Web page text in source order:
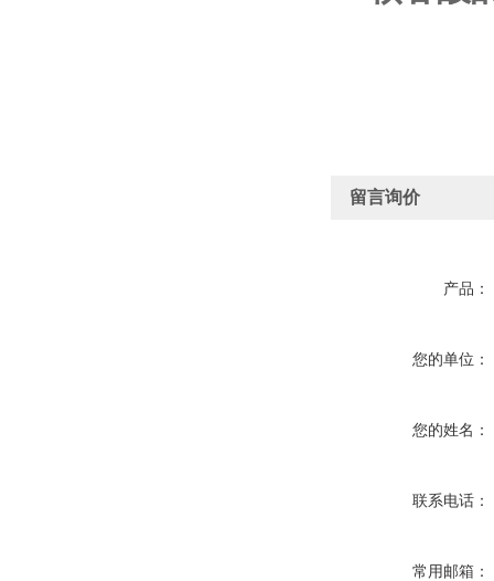
留言询价
产品：
您的单位：
您的姓名：
联系电话：
常用邮箱：